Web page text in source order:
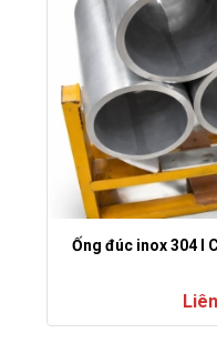
Ống đúc inox 304 I